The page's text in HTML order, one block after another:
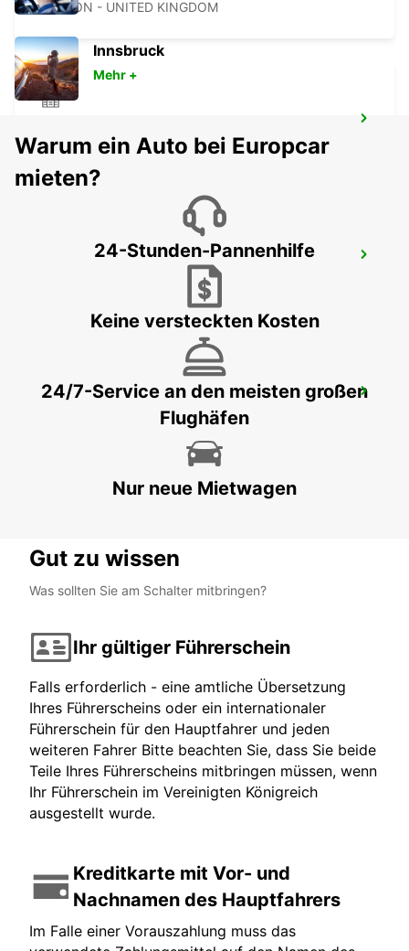
LONDON - UNITED KINGDOM
LONDON - UNITED KINGDOM
LUTON FLUGHAFEN
LUTON - UNITED KINGDOM
LONDON KINGSTON UPON THAMES
KINGSTON UPON THAMES - UNITED KINGDOM
Innsbruck
Mehr +
Warum ein Auto bei Europcar
mieten?
24-Stunden-Pannenhilfe
Keine versteckten Kosten
24/7-Service an den meisten großen
Flughäfen
Nur neue Mietwagen
Gut zu wissen
Was sollten Sie am Schalter mitbringen?
Ihr gültiger Führerschein
Falls erforderlich - eine amtliche Übersetzung
Ihres Führerscheins oder ein internationaler
Führerschein für den Hauptfahrer und jeden
weiteren Fahrer Bitte beachten Sie, dass Sie beide
Teile Ihres Führerscheins mitbringen müssen, wenn
Ihr Führerschein im Vereinigten Königreich
ausgestellt wurde.
Kreditkarte mit Vor- und
Nachnamen des Hauptfahrers
Im Falle einer Vorauszahlung muss das